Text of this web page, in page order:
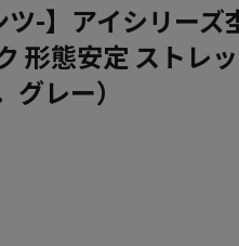
-】アイシリーズ
形態安定 ストレ
レー）